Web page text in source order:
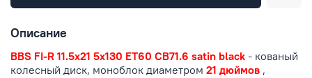
Описание
BBS FI-R 11.5x21 5x130 ET60 CB71.6 satin black - кованый
колесный диск, моноблок диаметром 21 дюймов ,